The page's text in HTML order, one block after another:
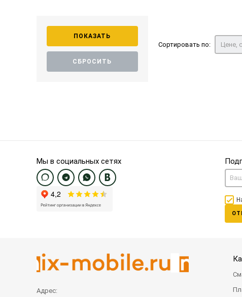
Сортировать по: Цене,
Мы в социальных сетях
Адрес: